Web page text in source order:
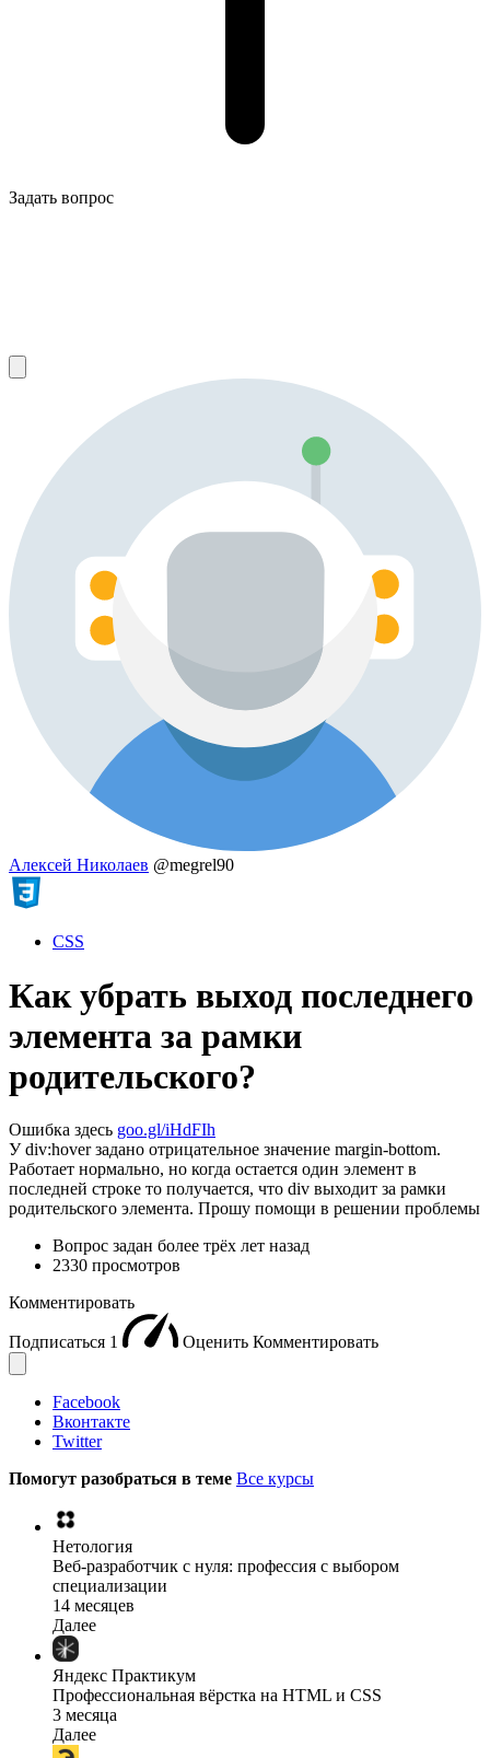
Задать вопрос
Алексей Николаев @megrel90
CSS
Как убрать выход последнего
элемента за рамки
родительского?
Ошибка здесь goo.gl/iHdFIh
У div:hover задано отрицательное значение margin-bottom.
Работает нормально, но когда остается один элемент в
последней строке то получается, что div выходит за рамки
родительского элемента. Прошу помощи в решении проблемы
Вопрос задан более трёх лет назад
2330 просмотров
Комментировать
Подписаться 1 Оценить Комментировать
Facebook
Вконтакте
Twitter
Помогут разобраться в теме Все курсы
Нетология
Веб-разработчик с нуля: профессия с выбором
специализации
14 месяцев
Далее
Яндекс Практикум
Профессиональная вёрстка на HTML и CSS
3 месяца
Далее